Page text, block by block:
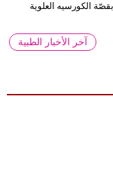
الكورسيه العلوية
آخر الأخبار الطبية